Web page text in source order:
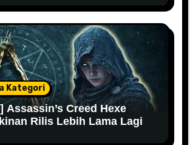
Kategori
Assassin’s Creed Hexe
Rilis Lebih Lama Lagi